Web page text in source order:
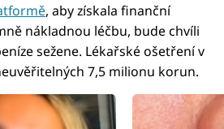
, aby získala finanční
nákladnou léčbu, bude chvíli
sežene. Lékařské ošetření v
7,5 milionu korun.